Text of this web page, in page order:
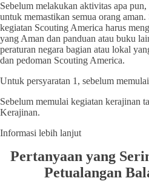
Sebelum melakukan aktivitas apa
untuk memastikan semua orang
kegiatan Scouting America harus
yang Aman dan panduan atau buku
peraturan negara bagian atau lokal
dan pedoman Scouting America.
Untuk persyaratan 1, sebelum
Sebelum memulai kegiatan kerajinan
Kerajinan.
Informasi lebih lanjut
Pertanyaan yang
Petualangan